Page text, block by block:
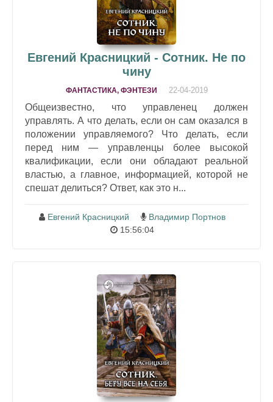
Евгений Красницкий - Сотник. Не по
чину
ФАНТАСТИКА, ФЭНТЕЗИ 22-04-2019
Общеизвестно, что управленец должен
управлять. А что делать, если он сам оказался в
положении управляемого? Что делать, если
перед ним — управленцы более высокой
квалификации, если они обладают реальной
властью, а главное, информацией, которой не
спешат делиться? Ответ, как это н...
Евгений Красницкий
Владимир Портнов
15:56:04